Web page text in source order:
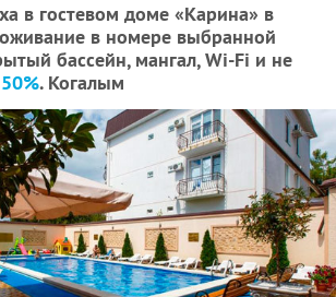
в гостевом доме «Карина» в
в номере выбранной
бассейн, мангал, Wi-Fi и не
. Когалым